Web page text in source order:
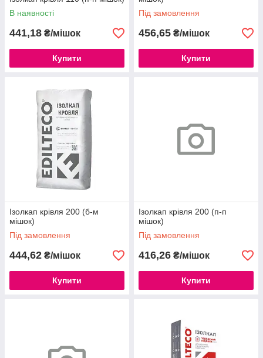
В наявності
441,18 ₴/мішок
Купити
Під замовлення
456,65 ₴/мішок
Купити
Ізолкап крівля 200 (б-м
мішок)
Під замовлення
444,62 ₴/мішок
Купити
Ізолкап крівля 200 (п-п
мішок)
Під замовлення
416,26 ₴/мішок
Купити